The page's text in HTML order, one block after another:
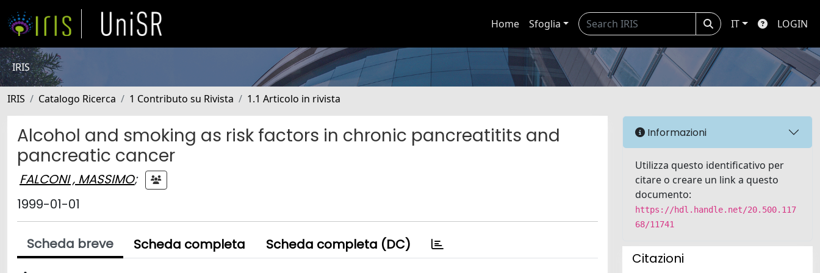
Home Sfoglia IT LOGIN
IRIS
IRIS Catalogo Ricerca 1 Contributo su Rivista 1.1 Articolo in rivista
Alcohol and smoking as risk factors in chronic pancreatitits and
pancreatic cancer
FALCONI , MASSIMO;
1999-01-01
Scheda breve Scheda completa Scheda completa (DC)
Informazioni
Utilizza questo identificativo per
citare o creare un link a questo
documento:
https://hdl.handle.net/20.500.117
68/11741
Citazioni